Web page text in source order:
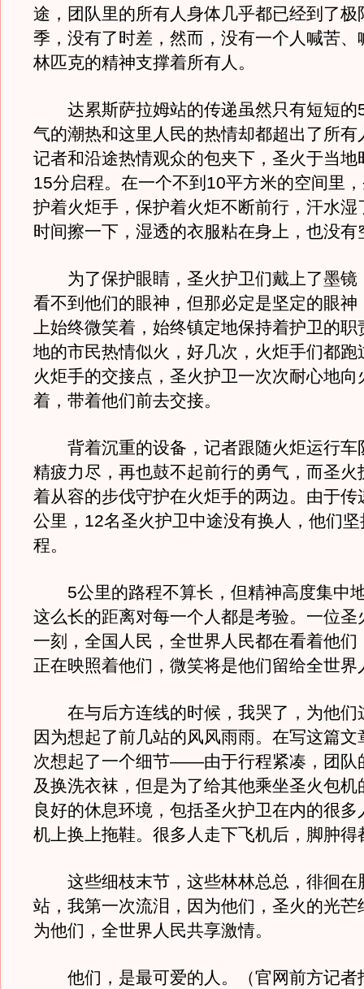
途，团队里的所有人身体几乎都已经到了极
季，没有了时差，然而，没有一个人喊苦、
林匹克的精神支撑着所有人。
达累斯萨拉姆站的传递虽然只有短短的
气的潮热和这里人民的热情却都超出了所有
记者和沿途热情观众的包夹下，圣火于当地
15分启程。在一个不到10平方米的空间里
护着火炬手，保护着火炬不断前行，汗水湿
时间擦一下，湿透的衣服粘在身上，也没有
为了保护眼睛，圣火护卫们戴上了墨镜
看不到他们的眼神，但那必定是坚定的眼神
上始终微笑着，始终镇定地保持着护卫的职
地的市民热情似火，好几次，火炬手们都跑
火炬手的交接点，圣火护卫一次次耐心地向
着，带着他们前去交接。
背着沉重的设备，记者跟随火炬运行车
精疲力尽，再也鼓不起前行的勇气，而圣火
着从容的步伐守护在火炬手的两边。由于传
公里，12名圣火护卫中途没有换人，他们
程。
5公里的路程不算长，但精神高度集中
这么长的距离对每一个人都是考验。一位圣
一刻，全国人民，全世界人民都在看着他们
正在映照着他们，微笑将是他们留给全世界
在与后方连线的时候，我哭了，为他们
因为想起了前几站的风风雨雨。在写这篇文
次想起了一个细节——由于行程紧凑，团队
及换洗衣袜，但是为了给其他乘坐圣火包机
良好的休息环境，包括圣火护卫在内的很多
机上换上拖鞋。很多人走下飞机后，脚肿得
这些细枝末节，这些林林总总，徘徊在
站，我第一次流泪，因为他们，圣火的光芒
为他们，全世界人民共享激情。
他们，是最可爱的人。（官网前方记者